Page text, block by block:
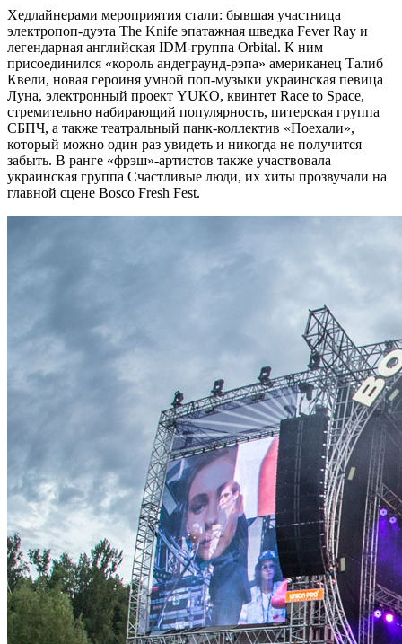
Хедлайнерами мероприятия стали: бывшая участница
электропоп-дуэта The Knife эпатажная шведка Fever Ray и
легендарная английская IDM-группа Orbital. К ним
присоединился «король андеграунд-рэпа» американец Талиб
Квели, новая героиня умной поп-музыки украинская певица
Луна, электронный проект YUKO, квинтет Race to Space,
стремительно набирающий популярность, питерская группа
СБПЧ, а также театральный панк-коллектив «Поехали»,
который можно один раз увидеть и никогда не получится
забыть. В ранге «фрэш»-артистов также участвовала
украинская группа Счастливые люди, их хиты прозвучали на
главной сцене Bosco Fresh Fest.